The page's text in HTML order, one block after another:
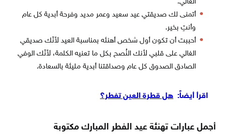
أتمنى لك صديقتي عيد سعيد وعمر مديد وفرحة أبدية كل عام
وأنتِ بخير.
أحببت أن تكون أول شخص أهنئه بمناسبة العيد لأنّك صديقي
الغالي على قلبي لأنك النُصح بكل ما تعنيه الكلمة، لأنّك الوفي
الصادق الصدوق كل عام وصداقتنا أبدية مليئة بالسعادة.
اقرأ أيضاً: هل قطرة العين تفطر؟
أجمل عبارات تهنئة عيد الفطر المبارك مكتوبة